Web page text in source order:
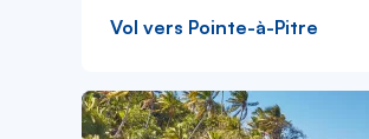
Vol vers Pointe-à-Pitre